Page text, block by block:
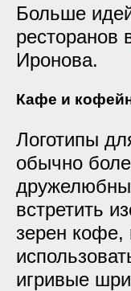
Больше
ресторанов
Иронова.
Кафе и
Логотипы
обычно
встретить
зерен кофе,
игривые